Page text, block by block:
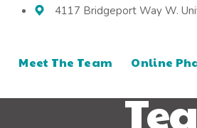
4117 Bridgeport Way W.
Meet The Team Online